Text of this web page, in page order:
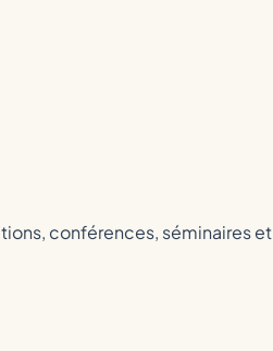
conférences, séminaires et